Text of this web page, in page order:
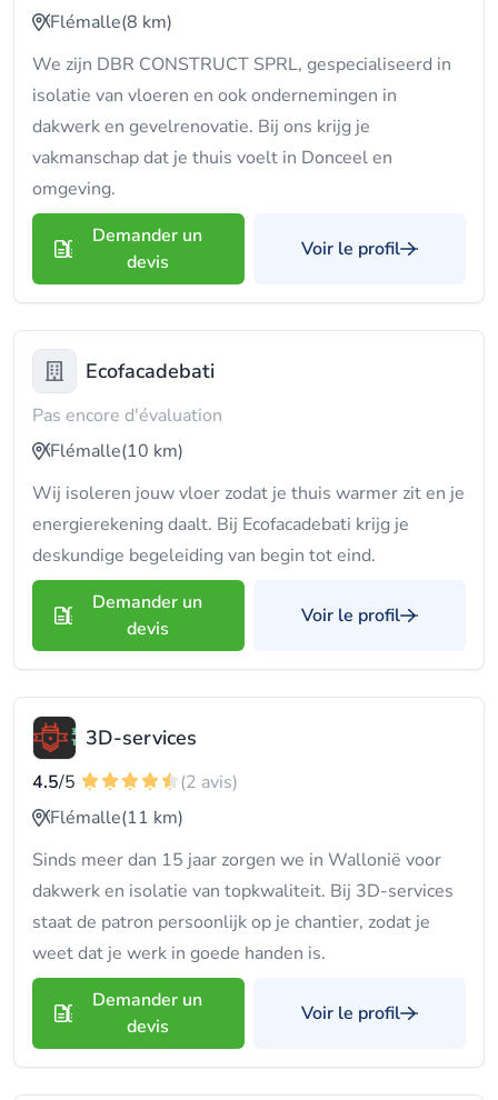
Flémalle(8 km)
We zijn DBR CONSTRUCT SPRL, gespecialiseerd in
isolatie van vloeren en ook ondernemingen in
dakwerk en gevelrenovatie. Bij ons krijg je
vakmanschap dat je thuis voelt in Donceel en
omgeving.
Demander un
devis
Voir le profil
Ecofacadebati
Pas encore d'évaluation
Flémalle(10 km)
Wij isoleren jouw vloer zodat je thuis warmer zit en je
energierekening daalt. Bij Ecofacadebati krijg je
deskundige begeleiding van begin tot eind.
Demander un
devis
Voir le profil
3D-services
4.5/5
(2 avis)
Flémalle(11 km)
Sinds meer dan 15 jaar zorgen we in Wallonië voor
dakwerk en isolatie van topkwaliteit. Bij 3D-services
staat de patron persoonlijk op je chantier, zodat je
weet dat je werk in goede handen is.
Demander un
devis
Voir le profil